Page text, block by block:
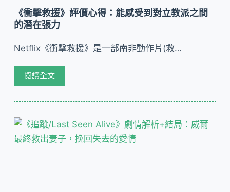
《衝擊救援》評價心得：能感受到對立教派之間
的潛在張力
Netflix《衝擊救援》是一部南非動作片(救…
閱讀全文